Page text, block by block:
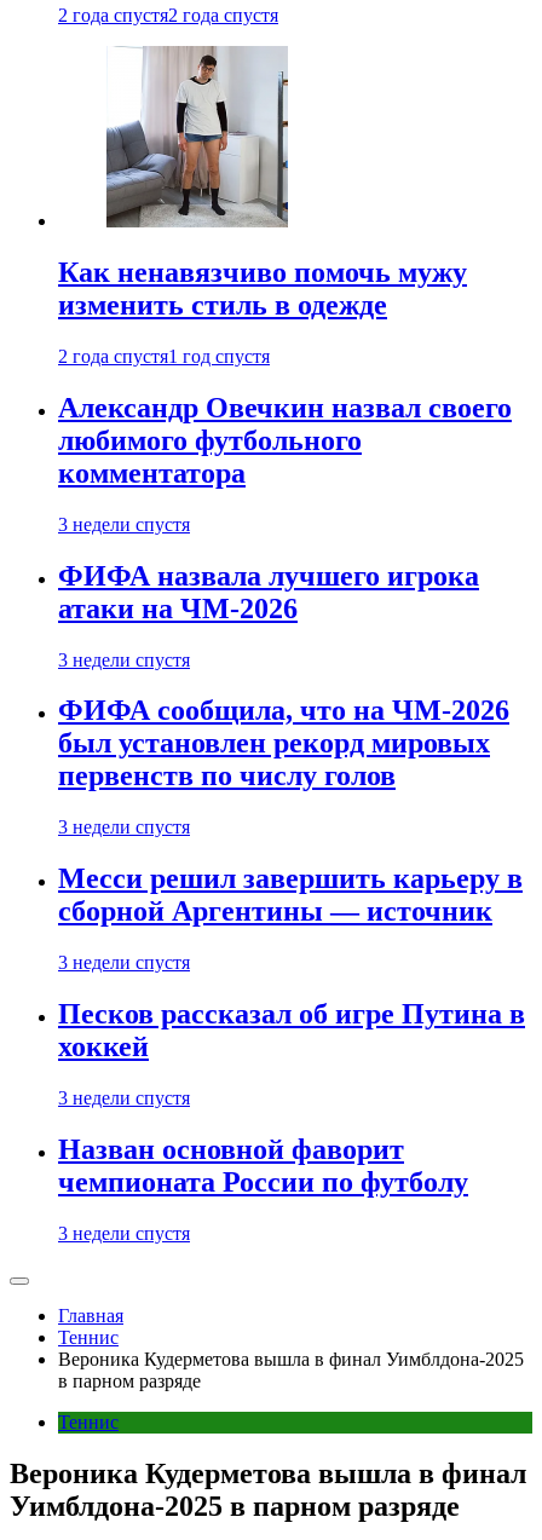
2 года спустя2 года спустя
Как ненавязчиво помочь мужу
изменить стиль в одежде
2 года спустя1 год спустя
Александр Овечкин назвал своего
любимого футбольного
комментатора
3 недели спустя
ФИФА назвала лучшего игрока
атаки на ЧМ-2026
3 недели спустя
ФИФА сообщила, что на ЧМ-2026
был установлен рекорд мировых
первенств по числу голов
3 недели спустя
Месси решил завершить карьеру в
сборной Аргентины — источник
3 недели спустя
Песков рассказал об игре Путина в
хоккей
3 недели спустя
Назван основной фаворит
чемпионата России по футболу
3 недели спустя
Главная
Теннис
Вероника Кудерметова вышла в финал Уимблдона-2025
в парном разряде
Теннис
Вероника Кудерметова вышла в финал
Уимблдона-2025 в парном разряде